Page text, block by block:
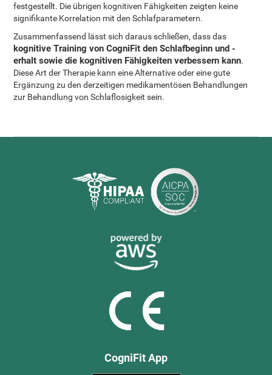
festgestellt. Die übrigen kognitiven Fähigkeiten zeigten keine
signifikante Korrelation mit den Schlafparametern.
Zusammenfassend lässt sich daraus schließen, dass das
kognitive Training von CogniFit den Schlafbeginn und -
erhalt sowie die kognitiven Fähigkeiten verbessern kann.
Diese Art der Therapie kann eine Alternative oder eine gute
Ergänzung zu den derzeitigen medikamentösen Behandlungen
zur Behandlung von Schlaflosigkeit sein.
CogniFit App